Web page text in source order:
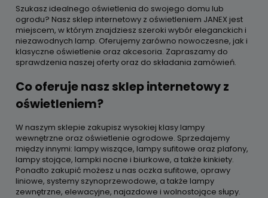
Szukasz idealnego oświetlenia do swojego domu lub
ogrodu? Nasz sklep internetowy z oświetleniem JANEX jest
miejscem, w którym znajdziesz szeroki wybór eleganckich i
niezawodnych lamp. Oferujemy zarówno nowoczesne, jak i
klasyczne oświetlenie oraz akcesoria. Zapraszamy do
sprawdzenia naszej oferty oraz do składania zamówień.
Co oferuje nasz sklep internetowy z
oświetleniem?
W naszym sklepie zakupisz wysokiej klasy lampy
wewnętrzne oraz oświetlenie ogrodowe. Sprzedajemy
między innymi: lampy wiszące, lampy sufitowe oraz plafony,
lampy stojące, lampki nocne i biurkowe, a także kinkiety.
Ponadto zakupić możesz u nas oczka sufitowe, oprawy
liniowe, systemy szynoprzewodowe, a także lampy
zewnętrzne, elewacyjne, najazdowe i wolnostojące słupy.